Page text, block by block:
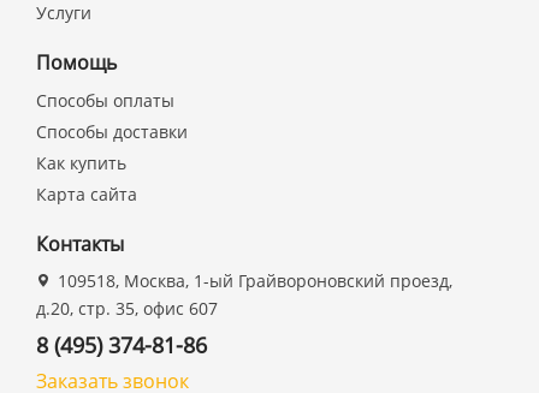
Услуги
Помощь
Способы оплаты
Способы доставки
Как купить
Карта сайта
Контакты
109518, Москва, 1-ый Грайвороновский проезд,
д.20, стр. 35, офис 607
8 (495) 374-81-86
Заказать звонок